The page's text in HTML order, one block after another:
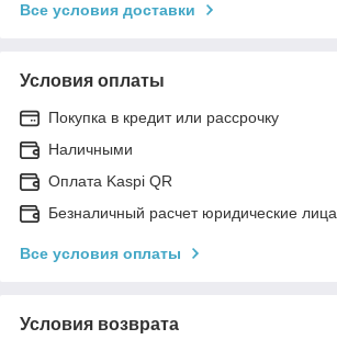
Все условия доставки
Условия оплаты
Покупка в кредит или рассрочку
Наличными
Оплата Kaspi QR
Безналичный расчет юридические лица
Все условия оплаты
Условия возврата